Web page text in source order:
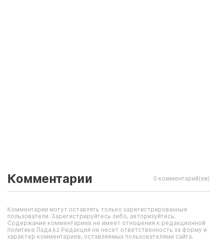
Комментарии 0 комментарий(ев)
Комментарии могут оставлять только зарегистрированные
пользователи. Зарегистрируйтесь либо, авторизуйтесь.
Содержание комментариев не имеет отношения к редакционной
политике Лада.kz.Редакция не несет ответственность за форму и
характер комментариев, оставляемых пользователями сайта.